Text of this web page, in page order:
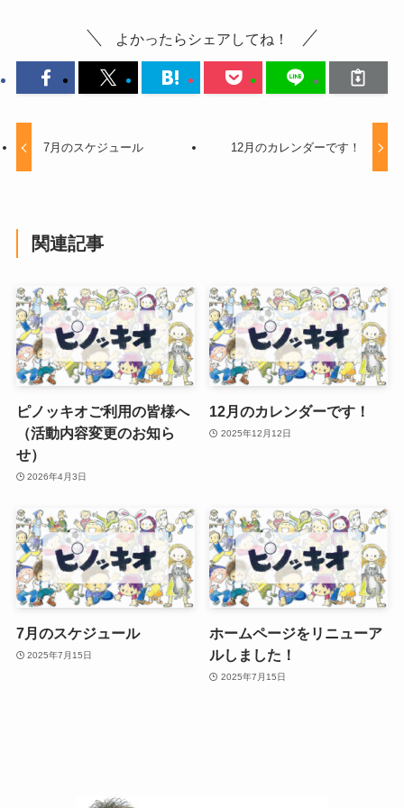
よかったらシェアしてね！
7月のスケジュール 12月のカレンダーです！
関連記事
ピノッキオご利用の皆様へ
（活動内容変更のお知ら
せ）
2026年4月3日
12月のカレンダーです！
2025年12月12日
7月のスケジュール
2025年7月15日
ホームページをリニューア
ルしました！
2025年7月15日